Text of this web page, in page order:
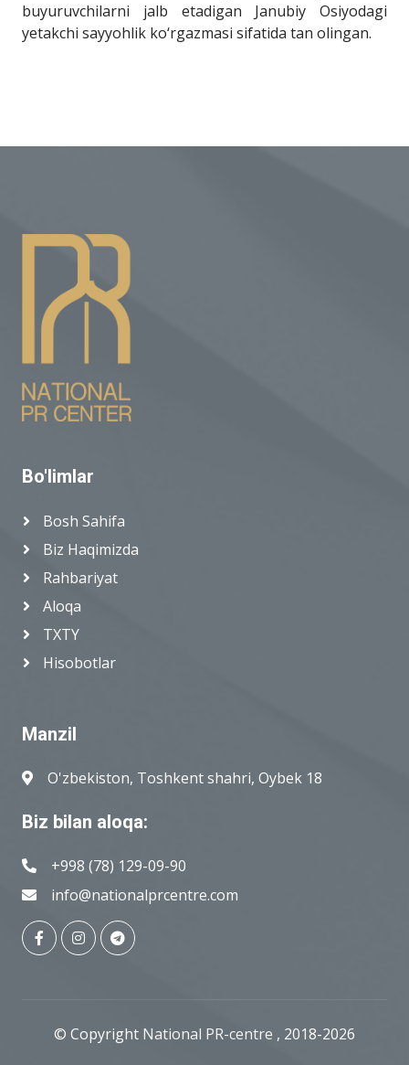
buyuruvchilarni jalb etadigan Janubiy Osiyodagi
yetakchi sayyohlik ko‘rgazmasi sifatida tan olingan.
Bo'limlar
Bosh Sahifa
Biz Haqimizda
Rahbariyat
Aloqa
TXTY
Hisobotlar
Manzil
O'zbekiston, Toshkent shahri, Oybek 18
Biz bilan aloqa:
+998 (78) 129-09-90
info@nationalprcentre.com
© Copyright National PR-centre , 2018-2026